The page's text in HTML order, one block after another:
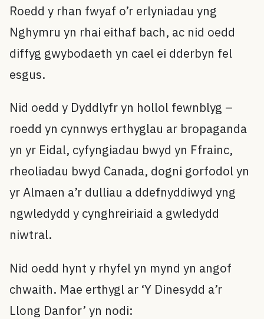
Roedd y rhan fwyaf o’r erlyniadau yng
Nghymru yn rhai eithaf bach, ac nid oedd
diffyg gwybodaeth yn cael ei dderbyn fel
esgus.
Nid oedd y Dyddlyfr yn hollol fewnblyg –
roedd yn cynnwys erthyglau ar bropaganda
yn yr Eidal, cyfyngiadau bwyd yn Ffrainc,
rheoliadau bwyd Canada, dogni gorfodol yn
yr Almaen a’r dulliau a ddefnyddiwyd yng
ngwledydd y cynghreiriaid a gwledydd
niwtral.
Nid oedd hynt y rhyfel yn mynd yn angof
chwaith. Mae erthygl ar ‘Y Dinesydd a’r
Llong Danfor’ yn nodi: